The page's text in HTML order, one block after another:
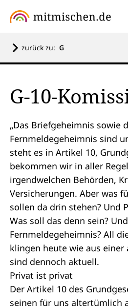
zurück zu: G
G-10-
„Das Briefgeheimnis sowie
Fernmeldegeheimnis sind
steht es in Artikel 10,
bekommen wir in aller
irgendwelchen Behörden,
Versicherungen. Aber was
sollen da drin stehen? Und
Was soll das denn sein?
Fernmeldegeheimnis? All
klingen heute wie aus einer
sind dennoch aktuell.
Privat ist privat
Der Artikel 10 des
seinen für uns altertümlich